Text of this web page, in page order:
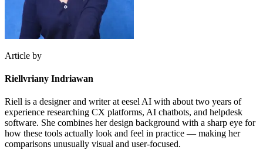
Article by
Riellvriany Indriawan
Riell is a designer and writer at eesel AI with about two years of
experience researching CX platforms, AI chatbots, and helpdesk
software. She combines her design background with a sharp eye for
how these tools actually look and feel in practice — making her
comparisons unusually visual and user-focused.